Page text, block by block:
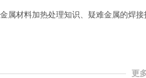
属材料加热处理知识、疑难金属的焊接
更